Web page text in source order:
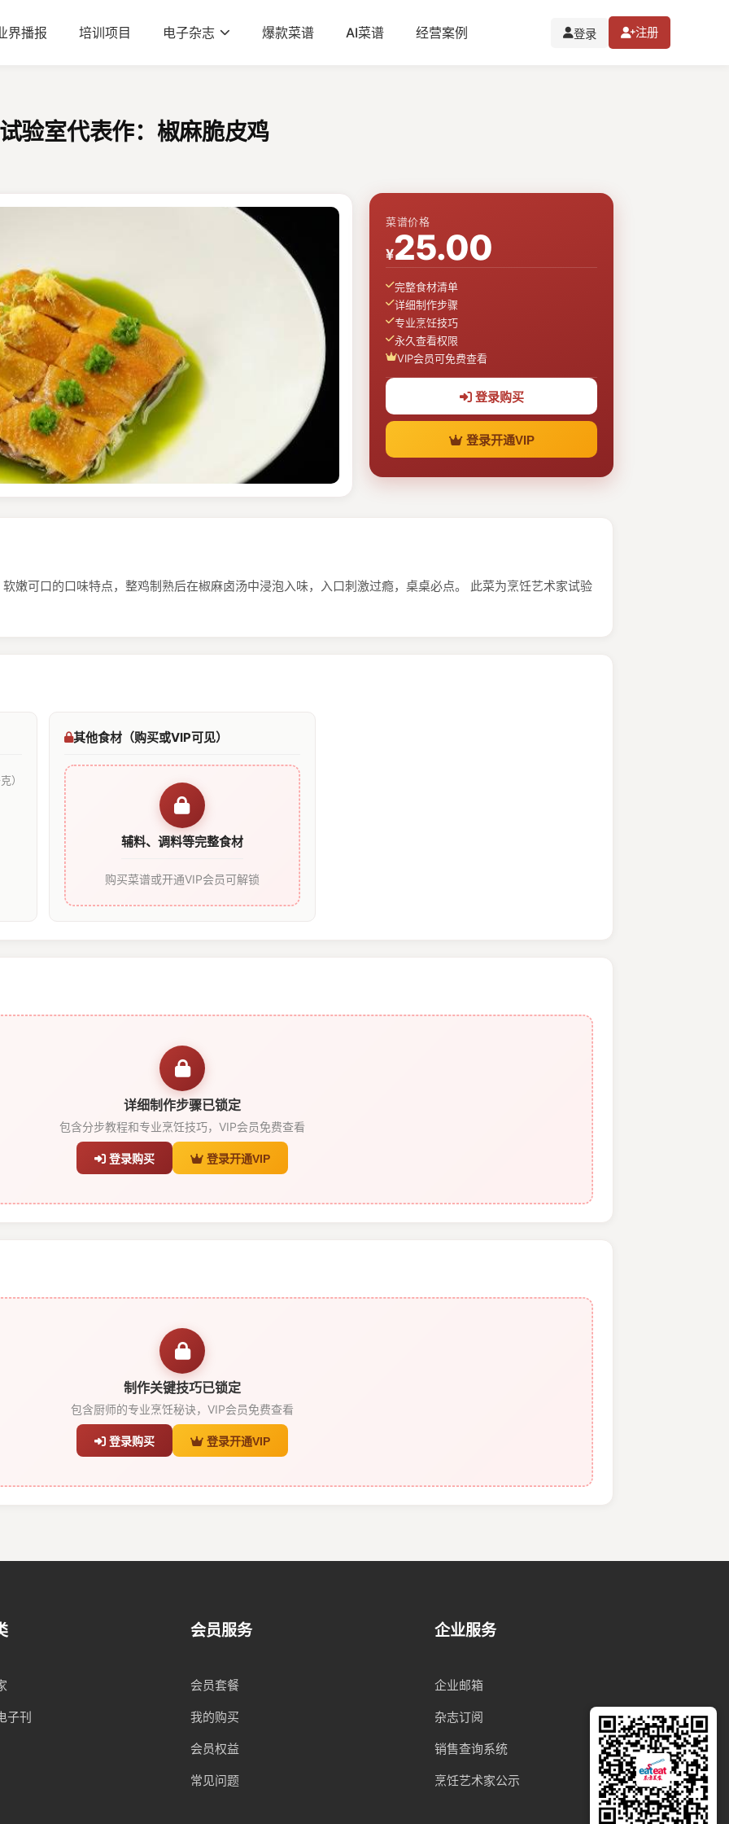
界播报 培训项目 电子杂志 爆款菜谱 AI菜谱 经营案例 登录 注册
验室代表作：椒麻脆皮鸡
菜谱价格
¥25.00
完整食材清单
详细制作步骤
专业烹饪技巧
永久查看权限
VIP会员可免费查看
登录购买
登录开通VIP
嫩可口的口味特点，整鸡制熟后在椒麻卤汤中浸泡入味，入口刺激过瘾，桌桌必点。 此菜为烹饪艺术家试验
）
其他食材（购买或VIP可见）
辅料、调料等完整食材
购买菜谱或开通VIP会员可解锁
详细制作步骤已锁定
包含分步教程和专业烹饪技巧，VIP会员免费查看
登录购买 登录开通VIP
制作关键技巧已锁定
包含厨师的专业烹饪秘诀，VIP会员免费查看
登录购买 登录开通VIP
子刊
会员服务
会员套餐
我的购买
会员权益
常见问题
企业服务
企业邮箱
杂志订阅
销售查询系统
烹饪艺术家公示